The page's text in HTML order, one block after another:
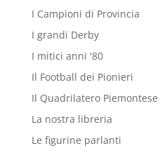
I Campioni di Provincia
I grandi Derby
I mitici anni '80
Il Football dei Pionieri
Il Quadrilatero Piemontese
La nostra libreria
Le figurine parlanti